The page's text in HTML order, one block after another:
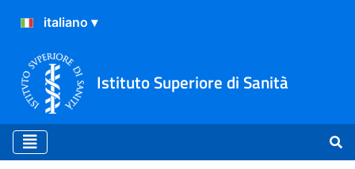
Istituto Superiore di Sanità